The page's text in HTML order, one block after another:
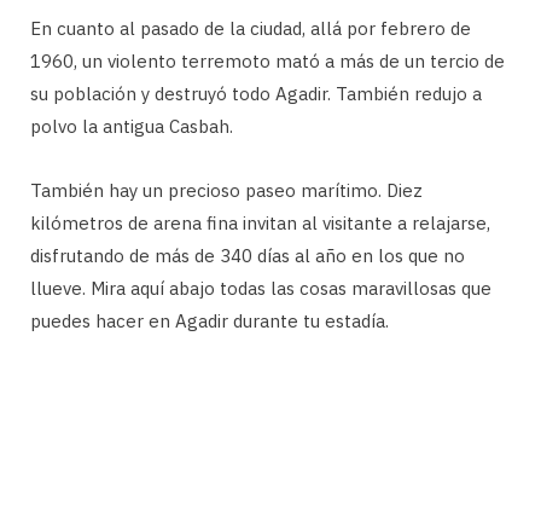
En cuanto al pasado de la ciudad, allá por febrero de
1960, un violento terremoto mató a más de un tercio de
su población y destruyó todo Agadir. También redujo a
polvo la antigua Casbah.
También hay un precioso paseo marítimo. Diez
kilómetros de arena fina invitan al visitante a relajarse,
disfrutando de más de 340 días al año en los que no
llueve. Mira aquí abajo todas las cosas maravillosas que
puedes hacer en Agadir durante tu estadía.